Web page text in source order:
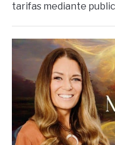
tarifas mediante